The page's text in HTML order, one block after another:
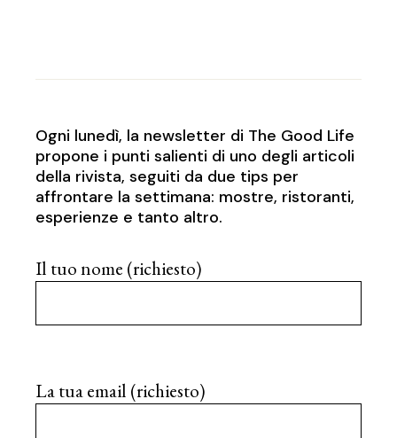
Ogni lunedì, la newsletter di The Good Life
propone i punti salienti di uno degli articoli
della rivista, seguiti da due tips per
affrontare la settimana: mostre, ristoranti,
esperienze e tanto altro.
Il tuo nome (richiesto)
La tua email (richiesto)